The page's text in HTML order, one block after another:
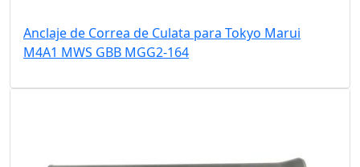
Anclaje de Correa de Culata para Tokyo Marui
M4A1 MWS GBB MGG2-164